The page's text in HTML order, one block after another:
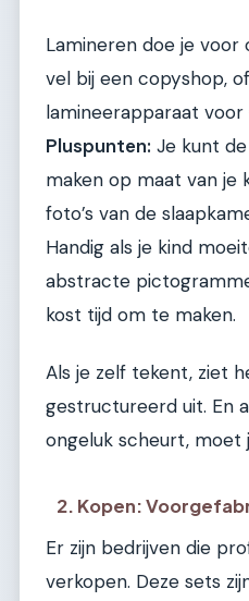
Lamineren doe je
vel bij een copyshop,
lamineerapparaat
Pluspunten: Je kunt
maken op maat van je
foto’s van de
Handig als je kind
abstracte
kost tijd om te maken.
Als je zelf tekent, ziet
gestructureerd uit. En
ongeluk scheurt, moet
2. Kopen:
Er zijn bedrijven die
verkopen. Deze sets